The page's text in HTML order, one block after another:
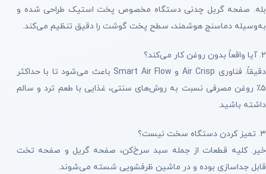
بله. صفحه گریل چدنی دستگاه مخصوص پخت استیک طراحی شده و
به‌وسیله دماسنج هوشمند، سطح پخت گوشت را دقیق تنظیم می‌کند.
۲. آیا واقعاً بدون روغن کار می‌کند؟
دقیقاً. فناوری Air Crisp و Smart Air Flow باعث می‌شود تا با حداکثر
۵٪ روغن مصرفی نسبت به روش‌های سنتی، غذایی با طعم ترد و سالم
داشته باشید.
۳. تمیز کردن دستگاه سخت نیست؟
خیر. کلیه قطعات از جمله سبد سرخ‌کن، صفحه گریل و صفحه تخت
قابل جداسازی بوده و در ماشین ظرفشویی شسته می‌شوند.